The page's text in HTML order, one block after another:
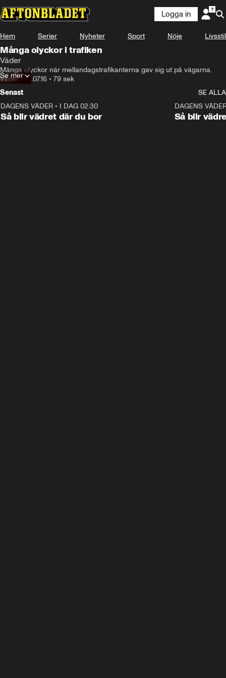
Logga in
Hem Serier Nyheter Sport Nöje Livsstil
Många olyckor i trafiken
Väder
Många olyckor när mellandagstrafikanterna gav sig ut på vägarna.
Väder• 14.07.16 • 79 sek
Se mer
Senast
SE ALLA
DAGENS VÄDER • I DAG 02:30
Så blir vädret där du bor
DAGENS
Så blir